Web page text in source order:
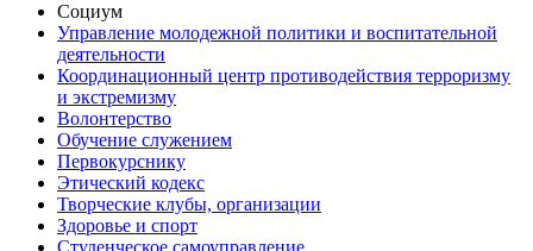
Социум
Управление молодежной политики и воспитательной
деятельности
Координационный центр противодействия терроризму
и экстремизму
Волонтерство
Обучение служением
Первокурснику
Этический кодекс
Творческие клубы, организации
Здоровье и спорт